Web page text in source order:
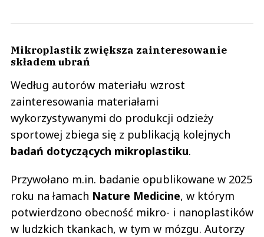
Mikroplastik zwiększa zainteresowanie
składem ubrań
Według autorów materiału wzrost
zainteresowania materiałami
wykorzystywanymi do produkcji odzieży
sportowej zbiega się z publikacją kolejnych
badań dotyczących mikroplastiku.
Przywołano m.in. badanie opublikowane w 2025
roku na łamach Nature Medicine, w którym
potwierdzono obecność mikro- i nanoplastików
w ludzkich tkankach, w tym w mózgu. Autorzy